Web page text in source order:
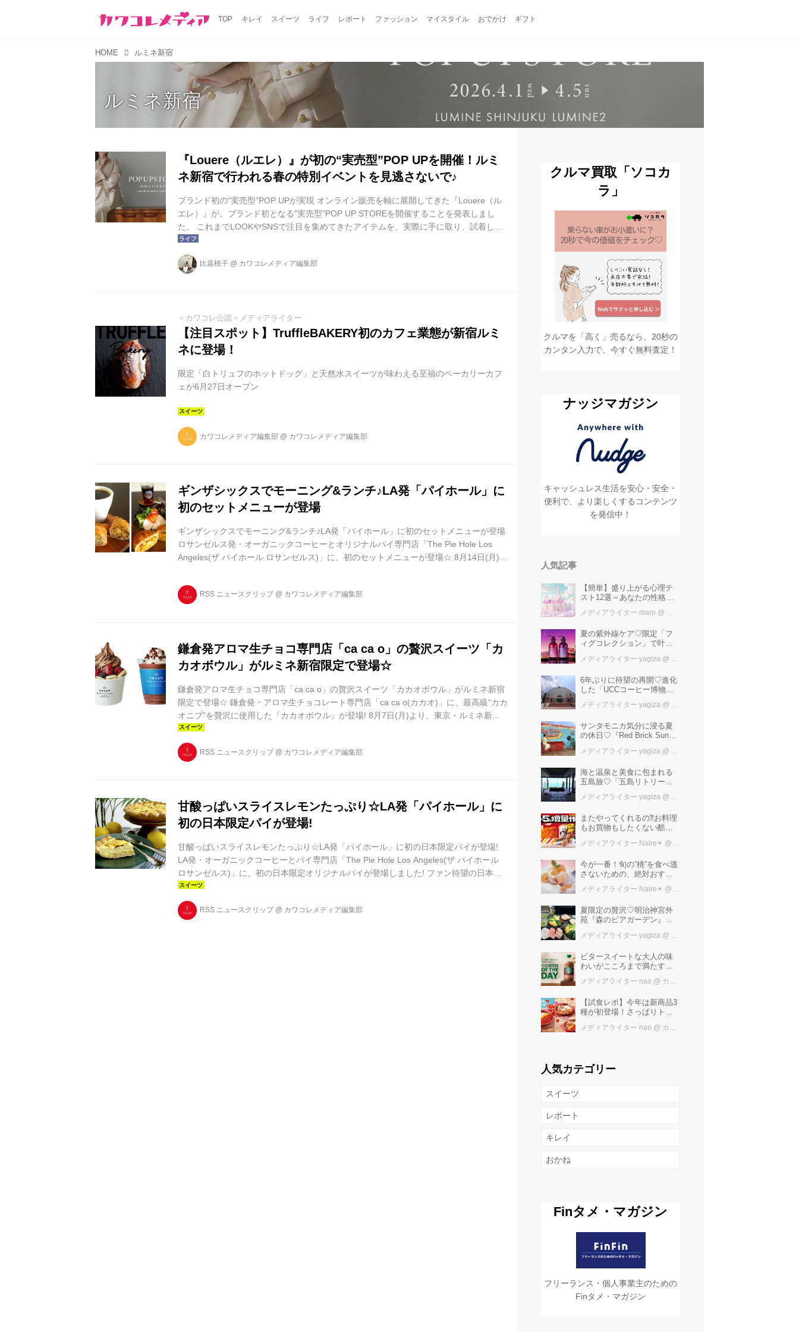
TOP キレイ スイーツ ライフ レポート ファッション マイスタイル おでかけ ギフト
HOME ルミネ新宿
ルミネ新宿
『Louere（ルエレ）』が初の“実売型”POP UPを開催！ルミ
ネ新宿で行われる春の特別イベントを見逃さないで♪
ブランド初の“実売型”POP UPが実現 オンライン販売を軸に展開してきた『Louere（ル
エレ）』が、ブランド初となる“実売型”POP UP STOREを開催することを発表しまし
た。 これまでLOOKやSNSで注目を集めてきたアイテムを、実際に手に取り、試着し、
その場で購入できるのは今回が初めての試み。ブランドの世界観や素材感、シルエット
をリアルに体感できる特別な5日間となります。 ルミネ限定ハイライン「White Label」
登場 今回のPOP UPでは、ルミネ限定ハイライン「Louere - White Label -」を展開。 繊
比嘉桃子 @ カワコレメディア編集部
＜カワコレ公認＞メディアライター
【注目スポット】TruffleBAKERY初のカフェ業態が新宿ルミ
ネに登場！
限定「白トリュフのホットドッグ」と天然水スイーツが味わえる至福のベーカリーカフ
ェが6月27日オープン
カワコレメディア編集部 @ カワコレメディア編集部
ギンザシックスでモーニング&ランチ♪LA発「パイホール」に
初のセットメニューが登場
ギンザシックスでモーニング&ランチ♪LA発「パイホール」に初のセットメニューが登場
ロサンゼルス発・オーガニックコーヒーとオリジナルパイ専門店「The Pie Hole Los
Angeles(ザ パイホール ロサンゼルス)」に、初のセットメニューが登場☆ 8月14日(月)か
ホール初となるセットメニューは、「モーニングセット」と「ランチセット」の2種類。
8月1日(火)からルミネ新宿店で販売がスタートしたお得なセットメニューが、8月14日
RSS ニュースクリップ @ カワコレメディア編集部
鎌倉発アロマ生チョコ専門店「ca ca o」の贅沢スイーツ「カ
カオボウル」がルミネ新宿限定で登場☆
鎌倉発アロマ生チョコ専門店「ca ca o」の贅沢スイーツ「カカオボウル」がルミネ新宿
限定で登場☆ 鎌倉発・アロマ生チョコレート専門店「ca ca o(カカオ)」に、最高級“カカ
オニブ”を贅沢に使用した『カカオボウル』が登場! 8月7日(月)より、東京・ルミネ新宿
B2Fの「ca ca oルミネ新宿店」にて限定販売がスタートします♪ カカオニブを使った贅
沢な“ボウルスイーツ” 「ca ca oルミネ新宿店」で限定販売される『カカオボウル』は、
こだわりのカカオと“カカオニブ”を贅沢に使用したボウルスイーツ♡ カカオ豆の胚乳部
RSS ニュースクリップ @ カワコレメディア編集部
甘酸っぱいスライスレモンたっぷり☆LA発「パイホール」に
初の日本限定パイが登場!
甘酸っぱいスライスレモンたっぷり☆LA発「パイホール」に初の日本限定パイが登場!
LA発・オーガニックコーヒーとパイ専門店「The Pie Hole Los Angeles(ザ パイホール
ロサンゼルス)」に、初の日本限定オリジナルパイが登場しました! ファン待望の日本限
定オリジナルパイ☆ 7月1日(土)から「パイホール」ルミネ新宿店とGINZA SIX店で販売
がスタートしたのは、『Caramelized Honey Lemon(ハニーレモン キャラメリゼ)』 “旬
のレモン”をふんだんに使用した夏の新メニューで、初の日本限定オリジナルパイです☆
RSS ニュースクリップ @ カワコレメディア編集部
クルマ買取「ソコカ
ラ」
クルマを「高く」売るなら、20秒の
カンタン入力で、今すぐ無料査定！
ナッジマガジン
キャッシュレス生活を安心・安全・
便利で、より楽しくするコンテンツ
を発信中！
人気記事
【簡単】盛り上がる心理テ
スト12選～あなたの性格を
メディアライター maro @ カワコレメディア編集部
夏の紫外線ケア♡限定「フ
ィグコレクション」で叶え
メディアライター yagiza @ カワコレメディア編集部
6年ぶりに待望の再開♡進化
した「UCCコーヒー博物
ーマパーク”！館内展示の全
メディアライター yagiza @ カワコレメディア編集部
サンタモニカ気分に浸る夏
の休日♡『Red Brick Sunset
レンガ倉庫】
メディアライター yagiza @ カワコレメディア編集部
海と温泉と美食に包まれる
五島旅♡「五島リトリート
極上ご褒美ステイ
メディアライター yagiza @ カワコレメディア編集部
またやってくれるの⁈お料理
もお買物もしたくない酷暑
けば増量中！！
メディアライター Naire✴︎ @ カワコレメディア編集部
今が一番！旬の”桃”を食べ逃
さないための、絶対おすす
メディアライター Naire✴︎ @ カワコレメディア編集部
夏限定の贅沢♡明治神宮外
苑『森のビアガーデン』で
め」を堪能しよう
メディアライター yagiza @ カワコレメディア編集部
ビタースイートな大人の味
わいがこころまで満たす
COFFEE OF THE DAY カフ
メディアライター nao @ カワコレメディア編集部
【試食レポ】今年は新商品3
種が初登場！さっぱりトマ
びっくりドンキーの「トマ
メディアライター nao @ カワコレメディア編集部
人気カテゴリー
スイーツ
レポート
キレイ
おかね
Finタメ・マガジン
フリーランス・個人事業主のための
Finタメ・マガジン